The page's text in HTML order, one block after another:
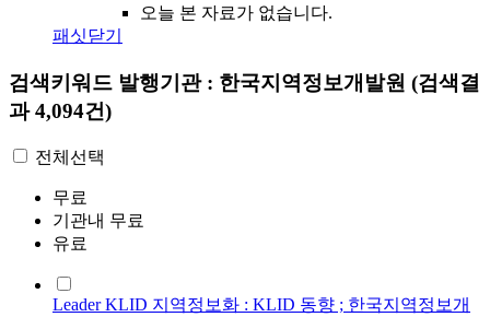
오늘 본 자료가 없습니다.
패싯닫기
검색키워드 발행기관 : 한국지역정보개발원 (검색결
과 4,094건)
전체선택
무료
기관내 무료
유료
Leader KLID 지역정보화 : KLID 동향 ; 한국지역정보개